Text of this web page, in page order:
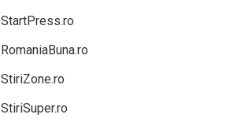
StartPress.ro
RomaniaBuna.ro
StiriZone.ro
StiriSuper.ro